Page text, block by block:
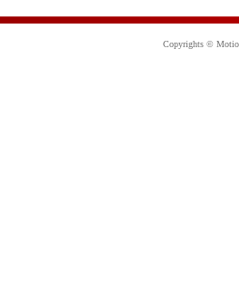
Copyrights ©